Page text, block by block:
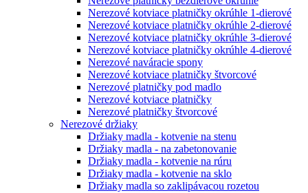
Nerezové kotviace platničky okrúhle 1-dierové
Nerezové kotviace platničky okrúhle 2-dierové
Nerezové kotviace platničky okrúhle 3-dierové
Nerezové kotviace platničky okrúhle 4-dierové
Nerezové naváracie spony
Nerezové kotviace platničky štvorcové
Nerezové platničky pod madlo
Nerezové kotviace platničky
Nerezové platničky štvorcové
Nerezové držiaky
Držiaky madla - kotvenie na stenu
Držiaky madla - na zabetonovanie
Držiaky madla - kotvenie na rúru
Držiaky madla - kotvenie na sklo
Držiaky madla so zaklipávacou rozetou